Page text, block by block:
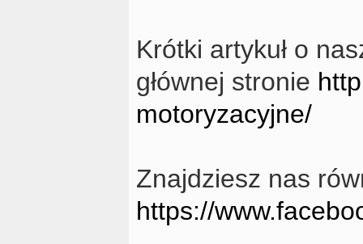
Krótki artykuł o
głównej stronie
motoryzacyjne/
Znajdziesz nas
https://